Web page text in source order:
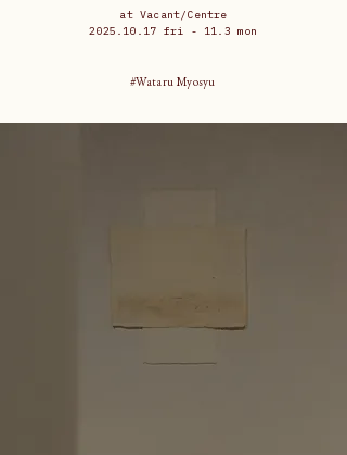
at Vacant/Centre
2025.10.17 fri - 11.3 mon
#Wataru Myosyu